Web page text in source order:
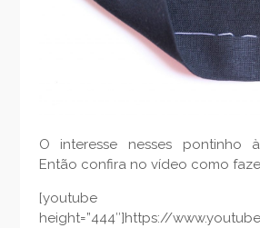
O interesse nesses pontinho
Então confira no vídeo como
[youtube
height=”444″]https://